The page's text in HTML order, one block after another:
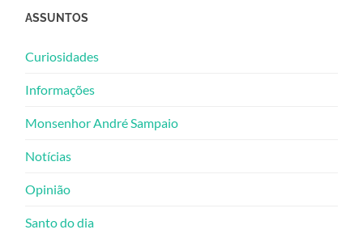
ASSUNTOS
Curiosidades
Informações
Monsenhor André Sampaio
Notícias
Opinião
Santo do dia